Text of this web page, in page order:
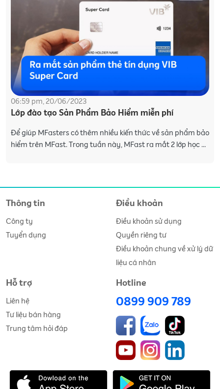
06:59 pm, 20/06/2023
Lớp đào tạo Sản Phẩm Bảo Hiểm miễn phí
Để giúp MFasters có thêm nhiều kiến thức về sản phẩm bảo
hiểm trên MFast. Trong tuần này, MFast ra mắt 2 lớp học cơ
Thông tin
Công ty
Tuyển dụng
Điều khoản
Điều khoản sử dụng
Quyền riêng tư
Điều khoản chung về xử lý dữ
liệu cá nhân
Hỗ trợ
Liên hệ
Tư liệu bán hàng
Trung tâm hỏi đáp
Hotline
0899 909 789